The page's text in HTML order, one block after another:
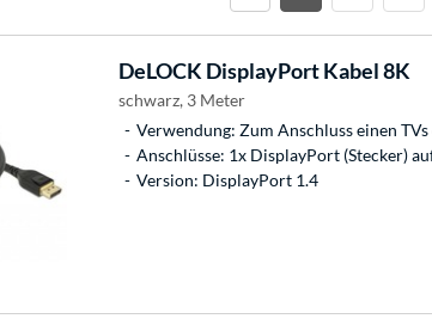
DeLOCK DisplayPort Kabel 8K
schwarz, 3 Meter
Verwendung: Zum Anschluss einen
Anschlüsse: 1x DisplayPort (Stecker)
Version: DisplayPort 1.4